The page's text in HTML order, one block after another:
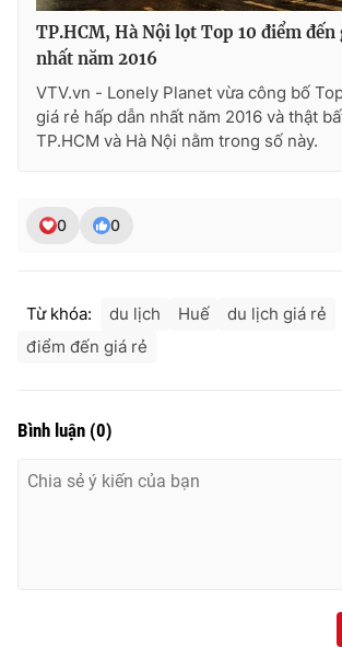
TP.HCM, Hà Nội lọt Top 10 điểm đến
nhất năm 2016
VTV.vn - Lonely Planet vừa công bố
giá rẻ hấp dẫn nhất năm 2016 và thật
TP.HCM và Hà Nội nằm trong số này.
0 0
Từ khóa: du lịch Huế
du lịch giá rẻ
điểm đến giá rẻ
Bình luận (0)